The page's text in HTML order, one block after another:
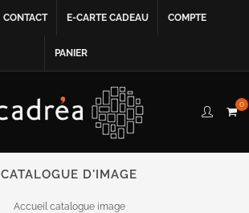
CONTACT E-CARTE CADEAU COMPTE
PANIER
0
CATALOGUE D'IMAGE
Accueil catalogue image